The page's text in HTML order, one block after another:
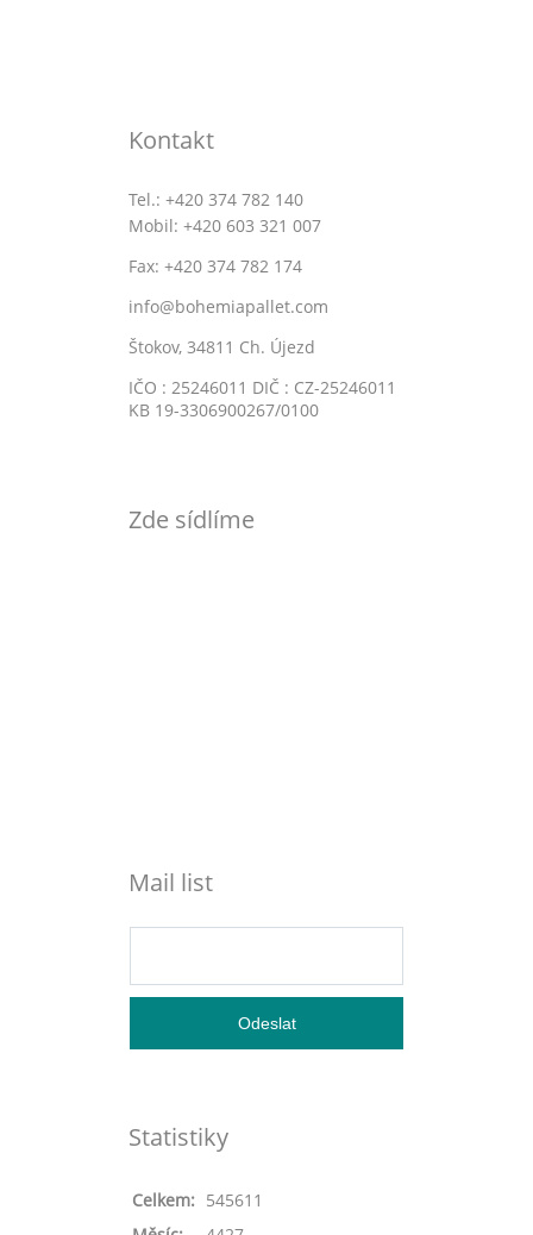
Kontakt
Tel.: +420 374 782 140
Mobil: +420 603 321 007
Fax: +420 374 782 174
info@bohemiapallet.com
Štokov, 34811 Ch. Újezd
IČO : 25246011 DIČ : CZ-25246011
KB 19-3306900267/0100
Zde sídlíme
Mail list
Statistiky
Celkem: 545611